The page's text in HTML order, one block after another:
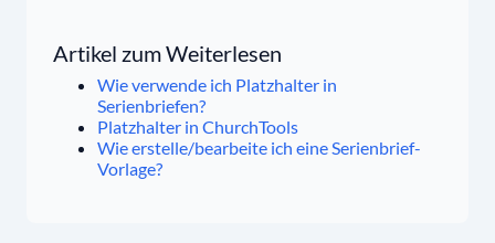
Artikel zum Weiterlesen
Wie verwende ich Platzhalter in
Serienbriefen?
Platzhalter in ChurchTools
Wie erstelle/bearbeite ich eine Serienbrief-
Vorlage?